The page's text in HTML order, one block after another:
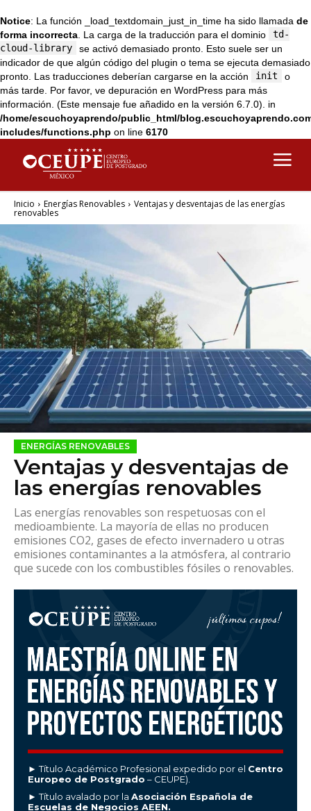
Notice: La función _load_textdomain_just_in_time ha sido llamada de
forma incorrecta . La carga de la traducción para el dominio
td-
cloud-library
se activó demasiado pronto. Esto suele ser un
indicador de que algún código del plugin o tema se ejecuta demasiado
pronto. Las traducciones deberían cargarse en la acción
init
o
más tarde. Por favor, ve depuración en WordPress para más
información. (Este mensaje fue añadido en la versión 6.7.0). in
/home/escuchoyaprendo/public_html/
includes/functions.php on line 6170
Inicio Energías Renovables Ventajas y desventajas de las energías
renovables
ENERGÍAS RENOVABLES
Ventajas y desventajas de
las energías renovables
Las energías renovables son respetuosas con el
medioambiente. La mayoría de ellas no producen
emisiones CO2, gases de efecto invernadero u otras
emisiones contaminantes a la atmósfera, al contrario
que sucede con los combustibles fósiles o renovables.
► Título Académico Profesional expedido por el Centro
Europeo de Postgrado – CEUPE).
► Título avalado por la Asociación Española de
Escuelas de Negocios AEEN.